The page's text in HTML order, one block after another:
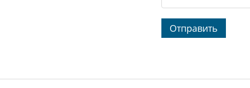
Отправить